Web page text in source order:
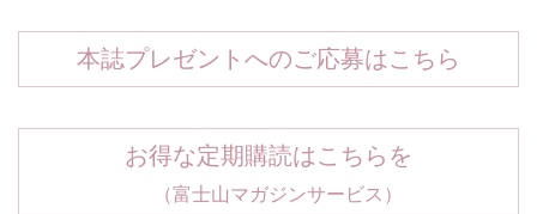
本誌プレゼントへのご応募はこちら
お得な定期購読はこちらを
（富士山マガジンサービス）